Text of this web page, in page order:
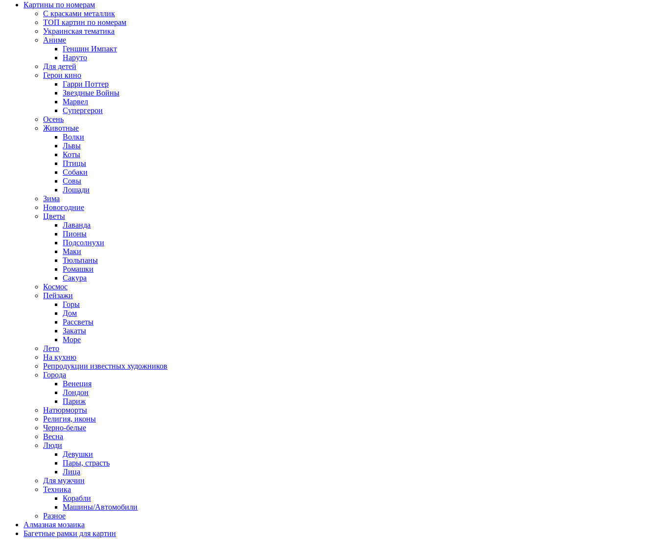
Картины по номерам
С красками металлик
ТОП картин по номерам
Украинская тематика
Аниме
Геншин Импакт
Наруто
Для детей
Герои кино
Гарри Поттер
Звездные Войны
Марвел
Супергерои
Осень
Животные
Волки
Львы
Коты
Птицы
Собаки
Совы
Лошади
Зима
Новогодние
Цветы
Лаванда
Пионы
Подсолнухи
Маки
Тюльпаны
Ромашки
Сакура
Космос
Пейзажи
Горы
Дом
Рассветы
Закаты
Море
Лето
На кухню
Репродукции известных художников
Города
Венеция
Лондон
Париж
Натюрморты
Религия, иконы
Черно-белые
Весна
Люди
Девушки
Пары, страсть
Лица
Для мужчин
Техника
Корабли
Машины/Автомобили
Разное
Алмазная мозаика
Багетные рамки для картин